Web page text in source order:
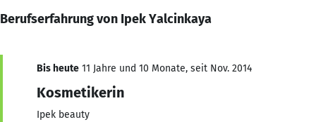
Berufserfahrung von Ipek Yalcinkaya
Bis heute 11 Jahre und 10 Monate, seit Nov. 2014
Kosmetikerin
Ipek beauty